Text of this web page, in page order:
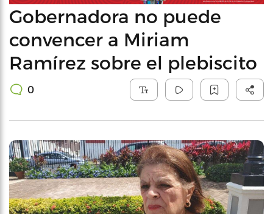
Gobernadora no puede
convencer a Miriam
Ramírez sobre el plebiscito
0